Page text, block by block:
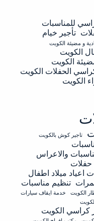
للمناسبات
تأجير خيام
و مضيئة الكويت
الكويت
الكويت
الحفلات الكويت
الكويت
تاجير كوش بالكويت
والاعراس
حفلات
اعياد ميلاد اطفال
تنظيم مناسبات
الكويت
خدمة ايقاف سيارات
كراسي الكويت